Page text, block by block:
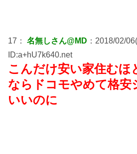
17： 名無しさん@MD ：2018/02/
ID:a+hU7k640.net
こんだけ安い家住むほ
ならドコモやめて格安
いいのに